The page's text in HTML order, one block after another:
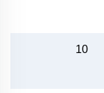
10